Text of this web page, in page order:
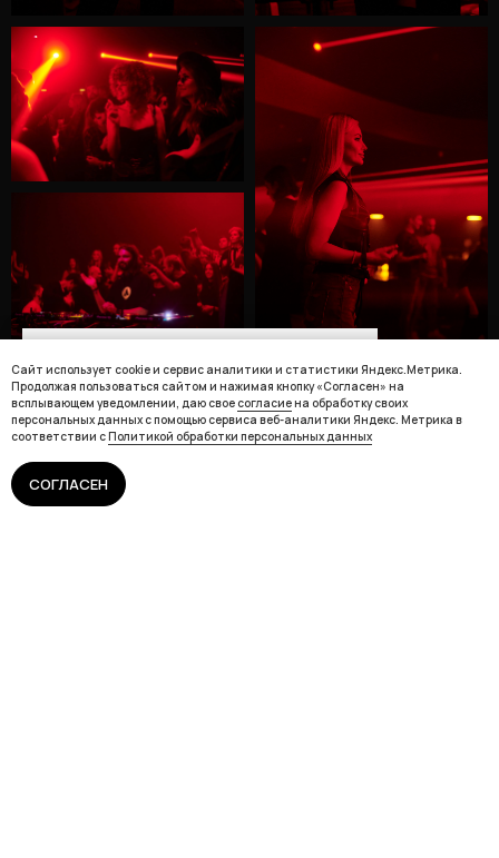
Сайт использует cookie и сервис аналитики и статистики Яндекс.Метрика.
Продолжая пользоваться сайтом и нажимая кнопку «Согласен» на
всплывающем уведомлении, даю свое согласиена обработку своих
персональных данных с помощью сервиса веб-аналитики Яндекс. Метрика в
соответствии сПолитикой обработки персональных данных
СОГЛАСЕН
статистики Яндекс.Метрика. Продолжая
пользоваться сайтом и нажимая кнопку «Согласен»
на всплывающем уведомлении, даю своесогласие
на обработку своих персональных данных с помощью
сервиса веб-аналитики Яндекс. Метрика в
соответствии с